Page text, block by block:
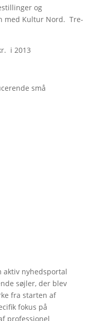
og
med Kultur Nord. Tre-
i 2013
små
aktiv nyhedsportal
søjler, der blev
fra starten af
fokus på
professionel